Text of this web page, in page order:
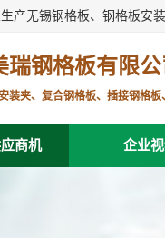
产无锡钢格板、钢格板安
瑞钢格板有限公
装夹、复合钢格板、插接钢格
商机 企业